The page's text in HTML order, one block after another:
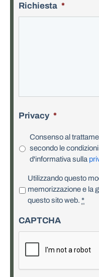
Richiesta *
Privacy *
Consenso al
secondo le
d'informativa sulla
r
a
c
*
Utilizzando questo
memorizzazione e la
questo sito web. *
CAPTCHA